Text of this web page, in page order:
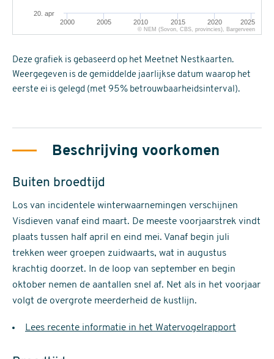
2000 2005 2010 2015 2020 2025
20. apr
© NEM (Sovon, CBS, provincies), Bargerveen
Deze grafiek is gebaseerd op het Meetnet Nestkaarten.
Weergegeven is de gemiddelde jaarlijkse datum waarop het
eerste ei is gelegd (met 95% betrouwbaarheidsinterval).
Beschrijving voorkomen
Buiten broedtijd
Los van incidentele winterwaarnemingen verschijnen
Visdieven vanaf eind maart. De meeste voorjaarstrek vindt
plaats tussen half april en eind mei. Vanaf begin juli
trekken weer groepen zuidwaarts, wat in augustus
krachtig doorzet. In de loop van september en begin
oktober nemen de aantallen snel af. Net als in het voorjaar
volgt de overgrote meerderheid de kustlijn.
Lees recente informatie in het Watervogelrapport